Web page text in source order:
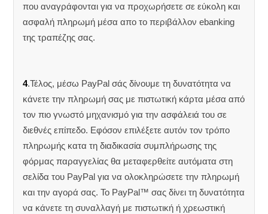
που αναγράφονται για να προχωρήσετε σε εύκολη και
ασφαλή πληρωμή μέσα απο το περιβάλλον ebanking
της τραπέζης σας.
4.Τέλος, μέσω PayPal σάς δίνουμε τη δυνατότητα να
κάνετε την πληρωμή σας με πιστωτική κάρτα μέσα από
τον πιο γνωστό μηχανισμό για την ασφάλειά του σε
διεθνές επίπεδο. Εφόσον επιλέξετε αυτόν τον τρόπο
πληρωμής κατα τη διαδικασία συμπλήρωσης της
φόρμας παραγγελίας θα μεταφερθείτε αυτόματα στη
σελίδα του PayPal για να ολοκληρώσετε την πληρωμή
και την αγορά σας. Το PayPal™ σας δίνει τη δυνατότητα
να κάνετε τη συναλλαγή με πιστωτική ή χρεωστική